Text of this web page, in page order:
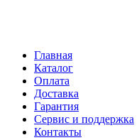
Главная
Каталог
Оплата
Доставка
Гарантия
Сервис и поддержка
Контакты